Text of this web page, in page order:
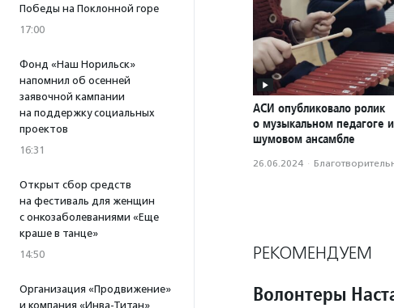
Победы на Поклонной горе
17:00
Фонд «Наш Норильск»
напомнил об осенней
заявочной кампании
на поддержку социальных
проектов
16:31
Открыт сбор средств
на фестиваль для женщин
с онкозаболеваниями «Еще
краше в танце»
14:50
Организация «Продвижение»
и компания «Инва-Титан»
АСИ опубликовало ролик
о музыкальном педагоге
шумовом ансамбле
26.06.2024 ·
РЕКОМЕНДУЕМ
Волонтеры